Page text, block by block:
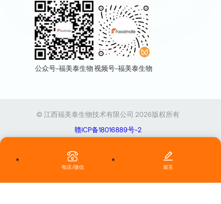
电话/微信 留言
公众号-福美泰生物视频号-福美泰生物
© 江西福美泰生物技术有限公司 2026版权所有
赣ICP备18016889号-2